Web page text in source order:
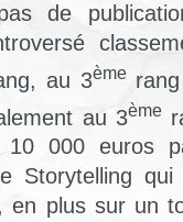
de
au 3èmerang
au 3ème
10 000 euros
Storytelling
en plus sur un